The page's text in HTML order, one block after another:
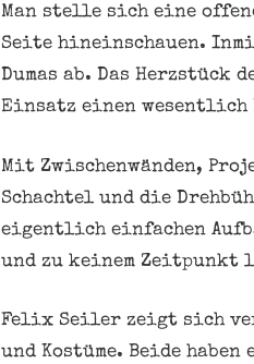
Man stelle sich eine
Seite hineinschauen.
Dumas ab. Das
Einsatz einen
Mit Zwischenwänden,
Schachtel und die
eigentlich einfachen
und zu keinem Zeitpunkt
Felix Seiler zeigt sich
und Kostüme. Beide